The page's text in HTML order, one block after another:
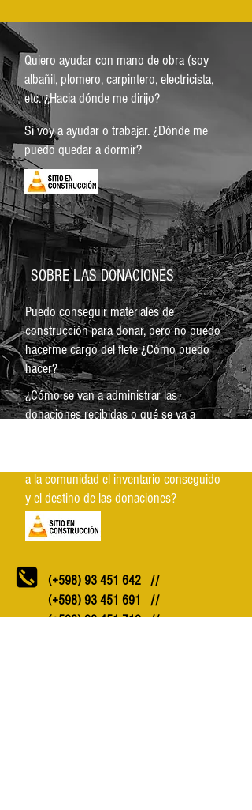
(+598) 93 451 642 //
(+598) 93 451 691
//
(+598)93 451 719//
SOBRE LAS DONACIONES
Puedo conseguir materiales de
construcción para donar, pero no puedo
hacerme cargo del flete ¿Cómo puedo
hacer?
¿Cómo se van a administrar las
donaciones recibidas o qué se va a
a la comunidad el inventario conseguido
y el destino de las donaciones?
Quiero ayudar con mano de obra (soy
albañil, plomero, carpintero, electricista,
etc. ¿Hacia dónde me dirijo?
Si voy a ayudar o trabajar. ¿Dónde me
puedo quedar a dormir?